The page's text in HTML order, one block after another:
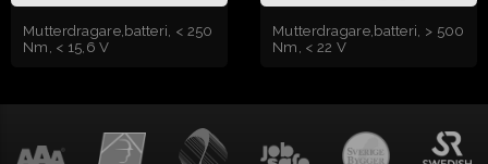
Mutterdragare,batteri, < 250
Nm, < 15,6 V
Mutterdragare,batteri, > 500
Nm, < 22 V